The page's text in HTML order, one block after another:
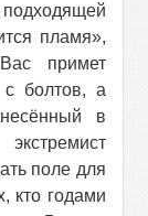
пламя»,
примет
с болтов, а
в
поле для
кто годами